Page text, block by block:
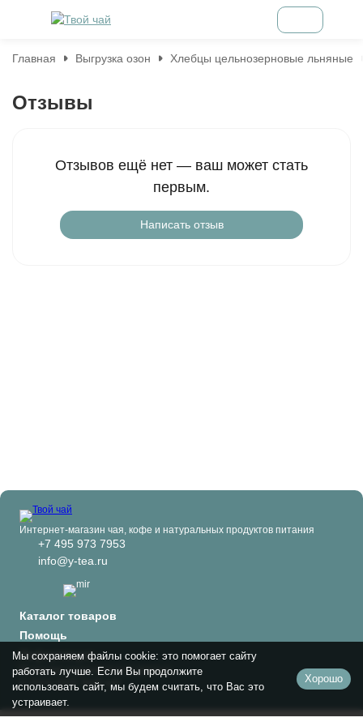
Главная Выгрузка озон Хлебцы цельнозерновые льняные
Отзывы
Отзывов ещё нет — ваш может стать
первым.
Написать отзыв
Интернет-магазин чая, кофе и натуральных продуктов питания
+7 495 973 7953
info@y-tea.ru
Каталог товаров
Помощь
Информация
Политика персональных данных
© 2024-2026 Твой чай
Мы сохраняем файлы cookie: это помогает сайту
работать лучше. Если Вы продолжите
использовать сайт, мы будем считать, что Вас это
устраивает.
Хорошо